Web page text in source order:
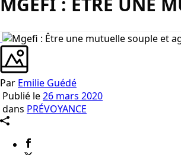
Par Emilie Guédé
Publié le26 mars 2020
dans PRÉVOYANCE